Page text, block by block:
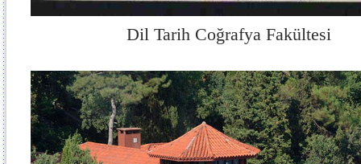
Dil Tarih Coğrafya Fakültesi